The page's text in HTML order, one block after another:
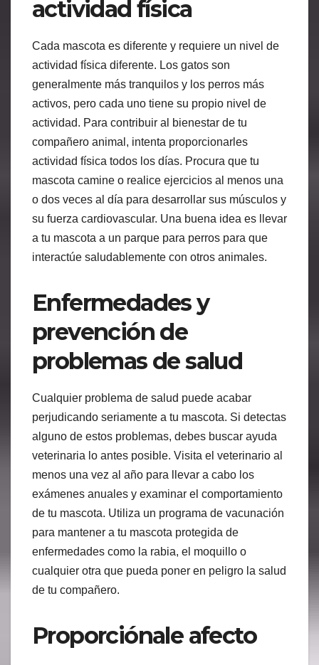
actividad física
Cada mascota es diferente y requiere un nivel de
actividad física diferente. Los gatos son
generalmente más tranquilos y los perros más
activos, pero cada uno tiene su propio nivel de
actividad. Para contribuir al bienestar de tu
compañero animal, intenta proporcionarles
actividad física todos los días. Procura que tu
mascota camine o realice ejercicios al menos una
o dos veces al día para desarrollar sus músculos y
su fuerza cardiovascular. Una buena idea es llevar
a tu mascota a un parque para perros para que
interactúe saludablemente con otros animales.
Enfermedades y
prevención de
problemas de salud
Cualquier problema de salud puede acabar
perjudicando seriamente a tu mascota. Si detectas
alguno de estos problemas, debes buscar ayuda
veterinaria lo antes posible. Visita el veterinario al
menos una vez al año para llevar a cabo los
exámenes anuales y examinar el comportamiento
de tu mascota. Utiliza un programa de vacunación
para mantener a tu mascota protegida de
enfermedades como la rabia, el moquillo o
cualquier otra que pueda poner en peligro la salud
de tu compañero.
Proporciónale afecto